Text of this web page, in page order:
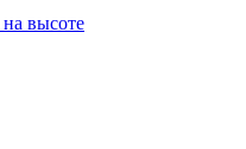
высоте